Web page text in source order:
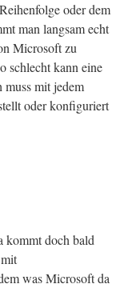
oder dem
man langsam echt
Microsoft zu
schlecht kann eine
mit jedem
oder konfiguriert
kommt doch bald
was Microsoft da